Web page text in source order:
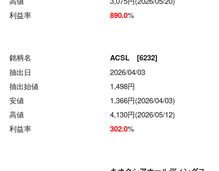
利益率
890.0%
銘柄名 ACSL [6232]
抽出日
2026/04/03
抽出始値
1,498円
安値
1,366円(2026/04/03)
高値
4,130円(2026/05/12)
利益率
302.0%